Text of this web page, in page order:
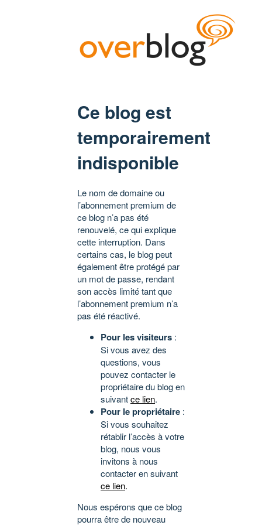
Ce blog est
temporairement
indisponible
Le nom de domaine ou
l’abonnement premium de
ce blog n’a pas été
renouvelé, ce qui explique
cette interruption. Dans
certains cas, le blog peut
également être protégé par
un mot de passe, rendant
son accès limité tant que
l’abonnement premium n’a
pas été réactivé.
Pour les visiteurs :
Si vous avez des
questions, vous
pouvez contacter le
propriétaire du blog en
suivantce lien.
Pour le propriétaire :
Si vous souhaitez
rétablir l’accès à votre
blog, nous vous
invitons à nous
contacter en suivant
ce lien.
Nous espérons que ce blog
pourra être de nouveau